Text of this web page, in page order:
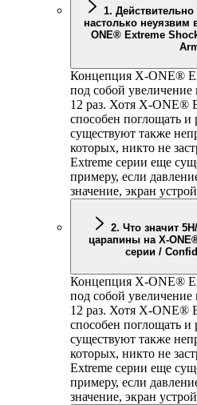
1.
настолько
ONE® Extreme
Концепция X-ONE®
под собой увеличение
12 раз. Хотя X-ONE®
способен поглощать и
существуют также
которых, никто не
Extreme серии еще
примеру, если
значение, экран
2. Что значит
царапины на X-ONE
Концепция X-ONE®
под собой увеличение
12 раз. Хотя X-ONE®
способен поглощать и
существуют также
которых, никто не
Extreme серии еще
примеру, если
значение, экран